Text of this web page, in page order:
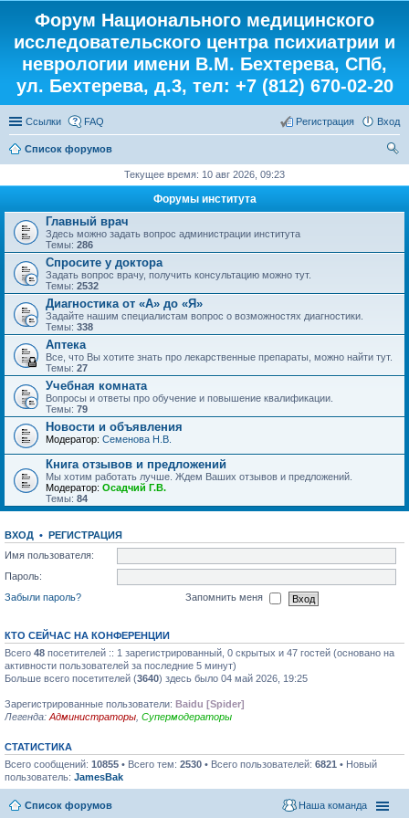
Форум Национального медицинского
исследовательского центра психиатрии и
неврологии имени В.М. Бехтерева, СПб,
ул. Бехтерева, д.3, тел: +7 (812) 670-02-20
Ссылки FAQ Вход
Регистрация
Список форумов
Текущее время: 10 авг 2026, 09:23
Форумы института
Главный врач
Здесь можно задать вопрос администрации института
Темы: 286
Спросите у доктора
Задать вопрос врачу, получить консультацию можно тут.
Темы: 2532
Диагностика от «А» до «Я»
Задайте нашим специалистам вопрос о возможностях диагностики.
Темы: 338
Аптека
Все, что Вы хотите знать про лекарственные препараты, можно найти тут.
Темы: 27
Учебная комната
Вопросы и ответы про обучение и повышение квалификации.
Темы: 79
Новости и объявления
Модератор: Семенова Н.В.
Книга отзывов и предложений
Мы хотим работать лучше. Ждем Ваших отзывов и предложений.
Модератор: Осадчий Г.В.
Темы: 84
ВХОД • РЕГИСТРАЦИЯ
Имя пользователя:
Пароль:
Забыли пароль?
Запомнить меня
КТО СЕЙЧАС НА КОНФЕРЕНЦИИ
Всего 48 посетителей :: 1 зарегистрированный, 0 скрытых и 47 гостей (основано на
активности пользователей за последние 5 минут)
Больше всего посетителей (3640) здесь было 04 май 2026, 19:25
Зарегистрированные пользователи: Baidu [Spider]
Легенда: Администраторы Супермодераторы
СТАТИСТИКА
Всего сообщений: 10855 • Всего тем: 2530 • Всего пользователей: 6821 • Новый
пользователь: JamesBak
Список форумов Наша команда